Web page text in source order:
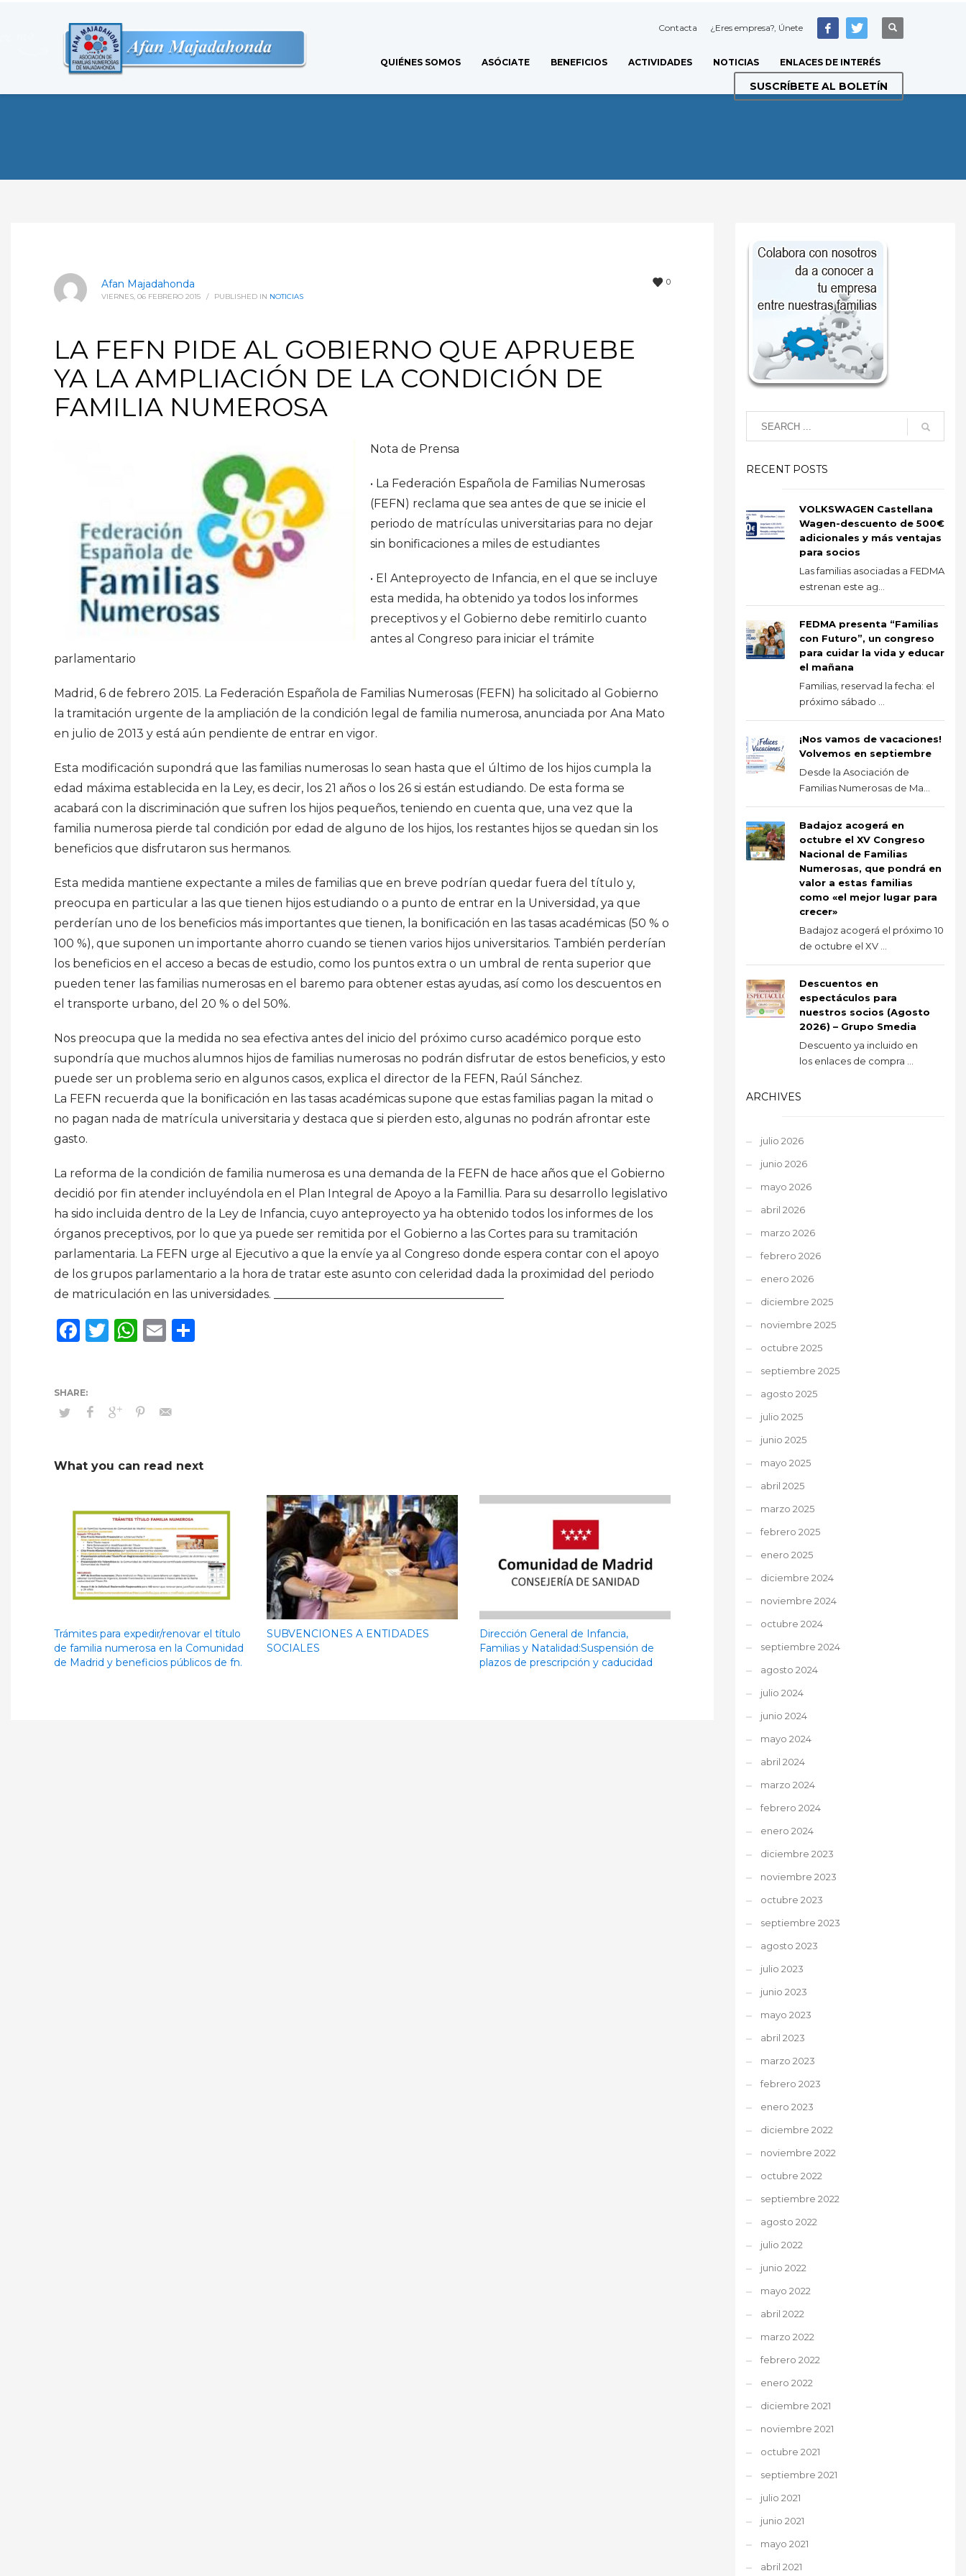
Contacta ¿Eres empresa?, Únete
QUIÉNES SOMOS ASÓCIATE BENEFICIOS ACTIVIDADES NOTICIAS ENLACES DE INTERÉS
SUSCRÍBETE AL BOLETÍN
0
Afan Majadahonda
VIERNES, 06 FEBRERO 2015 / PUBLISHED IN NOTICIAS
LA FEFN PIDE AL GOBIERNO QUE APRUEBE
YA LA AMPLIACIÓN DE LA CONDICIÓN DE
FAMILIA NUMEROSA
Nota de Prensa
• La Federación Española de Familias Numerosas
(FEFN) reclama que sea antes de que se inicie el
periodo de matrículas universitarias para no dejar
sin bonificaciones a miles de estudiantes
• El Anteproyecto de Infancia, en el que se incluye
esta medida, ha obtenido ya todos los informes
preceptivos y el Gobierno debe remitirlo cuanto
antes al Congreso para iniciar el trámite
parlamentario
Madrid, 6 de febrero 2015. La Federación Española de Familias Numerosas (FEFN) ha solicitado al Gobierno
la tramitación urgente de la ampliación de la condición legal de familia numerosa, anunciada por Ana Mato
en julio de 2013 y está aún pendiente de entrar en vigor.
Esta modificación supondrá que las familias numerosas lo sean hasta que el último de los hijos cumpla la
edad máxima establecida en la Ley, es decir, los 21 años o los 26 si están estudiando. De esta forma se
acabará con la discriminación que sufren los hijos pequeños, teniendo en cuenta que, una vez que la
familia numerosa pierde tal condición por edad de alguno de los hijos, los restantes hijos se quedan sin los
beneficios que disfrutaron sus hermanos.
Esta medida mantiene expectante a miles de familias que en breve podrían quedar fuera del título y,
preocupa en particular a las que tienen hijos estudiando o a punto de entrar en la Universidad, ya que
perderían uno de los beneficios más importantes que tienen, la bonificación en las tasas académicas (50 % o
100 %), que suponen un importante ahorro cuando se tienen varios hijos universitarios. También perderían
los beneficios en el acceso a becas de estudio, como los puntos extra o un umbral de renta superior que
pueden tener las familias numerosas en el baremo para obtener estas ayudas, así como los descuentos en
el transporte urbano, del 20 % o del 50%.
Nos preocupa que la medida no sea efectiva antes del inicio del próximo curso académico porque esto
supondría que muchos alumnos hijos de familias numerosas no podrán disfrutar de estos beneficios, y esto
puede ser un problema serio en algunos casos, explica el director de la FEFN, Raúl Sánchez.
La FEFN recuerda que la bonificación en las tasas académicas supone que estas familias pagan la mitad o
no pagan nada de matrícula universitaria y destaca que si pierden esto, algunas no podrán afrontar este
gasto.
La reforma de la condición de familia numerosa es una demanda de la FEFN de hace años que el Gobierno
decidió por fin atender incluyéndola en el Plan Integral de Apoyo a la Famillia. Para su desarrollo legislativo
ha sido incluida dentro de la Ley de Infancia, cuyo anteproyecto ya ha obtenido todos los informes de los
órganos preceptivos, por lo que ya puede ser remitida por el Gobierno a las Cortes para su tramitación
parlamentaria. La FEFN urge al Ejecutivo a que la envíe ya al Congreso donde espera contar con el apoyo
de los grupos parlamentario a la hora de tratar este asunto con celeridad dada la proximidad del periodo
de matriculación en las universidades. ________________________________________
Facebook
Twitter
WhatsApp
Email
What you can read next
Trámites para expedir/renovar el título
de familia numerosa en la Comunidad
de Madrid y beneficios públicos de fn.
SUBVENCIONES A ENTIDADES
SOCIALES
Dirección General de Infancia,
Familias y Natalidad:Suspensión de
plazos de prescripción y caducidad
RECENT POSTS
VOLKSWAGEN Castellana
Wagen-descuento de 500€
adicionales y más ventajas
para socios
Las familias asociadas a FEDMA
estrenan este ag...
FEDMA presenta “Familias
con Futuro”, un congreso
para cuidar la vida y educar
el mañana
Familias, reservad la fecha: el
próximo sábado ...
¡Nos vamos de vacaciones!
Volvemos en septiembre
Desde la Asociación de
Familias Numerosas de Ma...
Badajoz acogerá en
octubre el XV Congreso
Nacional de Familias
Numerosas, que pondrá en
valor a estas familias
como «el mejor lugar para
crecer»
Badajoz acogerá el próximo 10
de octubre el XV ...
Descuentos en
espectáculos para
nuestros socios (Agosto
2026) – Grupo Smedia
Descuento ya incluido en
los enlaces de compra ...
ARCHIVES
julio 2026
junio 2026
mayo 2026
abril 2026
marzo 2026
febrero 2026
enero 2026
diciembre 2025
noviembre 2025
octubre 2025
septiembre 2025
agosto 2025
julio 2025
junio 2025
mayo 2025
abril 2025
marzo 2025
febrero 2025
enero 2025
diciembre 2024
noviembre 2024
octubre 2024
septiembre 2024
agosto 2024
julio 2024
junio 2024
mayo 2024
abril 2024
marzo 2024
febrero 2024
enero 2024
diciembre 2023
noviembre 2023
octubre 2023
septiembre 2023
agosto 2023
julio 2023
junio 2023
mayo 2023
abril 2023
marzo 2023
febrero 2023
enero 2023
diciembre 2022
noviembre 2022
octubre 2022
septiembre 2022
agosto 2022
julio 2022
junio 2022
mayo 2022
abril 2022
marzo 2022
febrero 2022
enero 2022
diciembre 2021
noviembre 2021
octubre 2021
septiembre 2021
julio 2021
junio 2021
mayo 2021
abril 2021